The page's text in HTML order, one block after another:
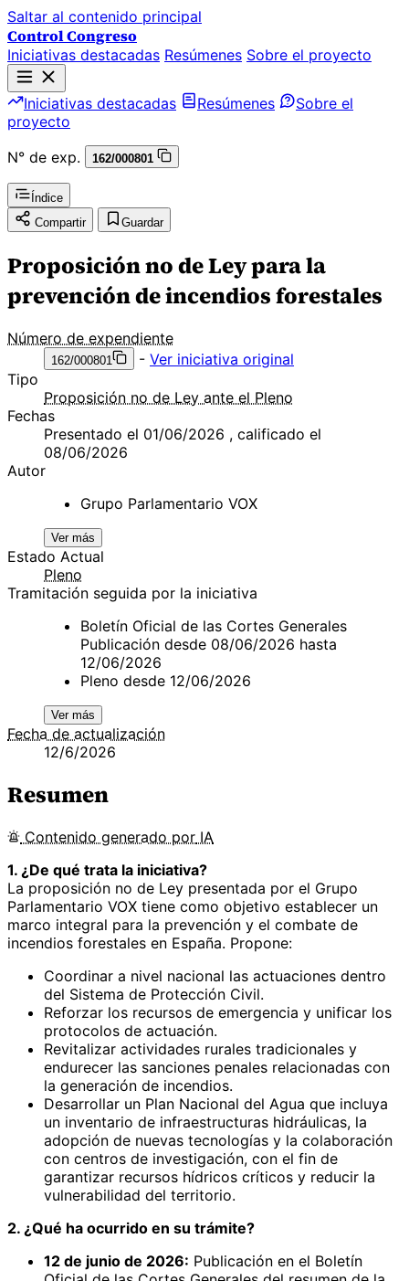
Saltar al contenido principal
Control Congreso
Iniciativas destacadas Resúmenes Sobre el proyecto
Iniciativas destacadas Resúmenes
Sobre el
proyecto
N° de exp.
162/000801
Índice
Compartir
Guardar
Proposición no de Ley para la
prevención de incendios forestales
Número de expendiente
162/000801 - Ver iniciativa original
Tipo
Proposición no de Ley ante el Pleno
Fechas
Presentado el 01/06/2026 , calificado el
08/06/2026
Autor
Grupo Parlamentario VOX
Ver más
Estado Actual
Pleno
Tramitación seguida por la iniciativa
Boletín Oficial de las Cortes Generales
Publicación desde 08/06/2026 hasta
12/06/2026
Pleno desde 12/06/2026
Ver más
Fecha de actualización
12/6/2026
Resumen
Contenido generado por IA
1. ¿De qué trata la iniciativa?
La proposición no de Ley presentada por el Grupo
Parlamentario VOX tiene como objetivo establecer un
marco integral para la prevención y el combate de
incendios forestales en España. Propone:
Coordinar a nivel nacional las actuaciones dentro
del Sistema de Protección Civil.
Reforzar los recursos de emergencia y unificar los
protocolos de actuación.
Revitalizar actividades rurales tradicionales y
endurecer las sanciones penales relacionadas con
la generación de incendios.
Desarrollar un Plan Nacional del Agua que incluya
un inventario de infraestructuras hidráulicas, la
adopción de nuevas tecnologías y la colaboración
con centros de investigación, con el fin de
garantizar recursos hídricos críticos y reducir la
vulnerabilidad del territorio.
2. ¿Qué ha ocurrido en su trámite?
12 de junio de 2026: Publicación en el Boletín